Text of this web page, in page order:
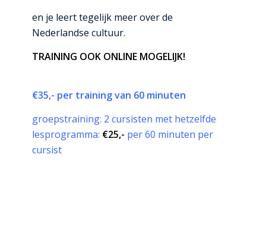
en je leert tegelijk meer over de
Nederlandse cultuur.
TRAINING OOK ONLINE MOGELIJK!
€35,- per training van 60 minuten
groepstraining: 2 cursisten met hetzelfde
lesprogramma: €25,- per 60 minuten per
cursist